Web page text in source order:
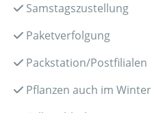
Samstagszustellung
Paketverfolgung
Packstation/Postfilialen
Pflanzen auch im Winter